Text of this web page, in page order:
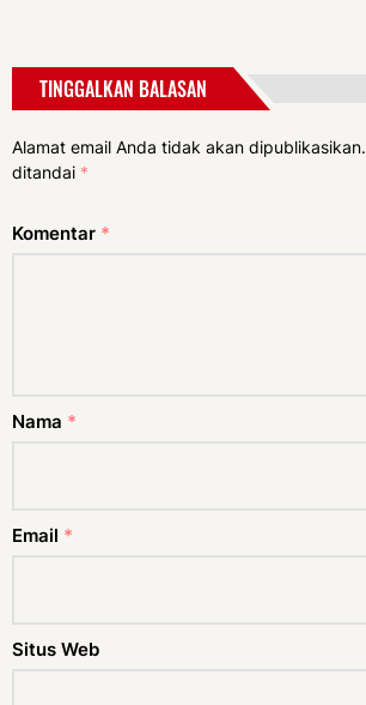
TINGGALKAN BALASAN
Alamat email Anda tidak akan dipublikasikan.
ditandai *
Komentar *
Nama *
Email *
Situs Web